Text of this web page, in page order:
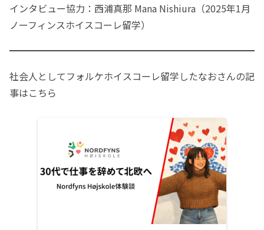
インタビュー協力：西浦真那 Mana Nishiura（2025年1月
ノーフィンスホイスコーレ留学）
社会人としてフォルケホイスコーレ留学したなおさんの記
事はこちら